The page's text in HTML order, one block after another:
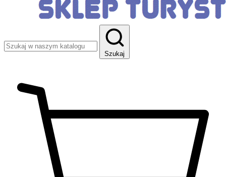
Szukaj